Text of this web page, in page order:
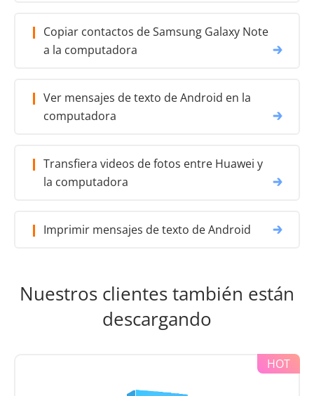
Copiar contactos de Samsung Galaxy Note
a la computadora
Ver mensajes de texto de Android en la
computadora
Transfiera videos de fotos entre Huawei y
la computadora
Imprimir mensajes de texto de Android
Nuestros clientes también están
descargando